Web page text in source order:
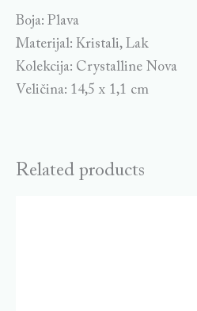
Boja: Plava
Materijal: Kristali, Lak
Kolekcija: Crystalline Nova
Veličina: 14,5 x 1,1 cm
Related products